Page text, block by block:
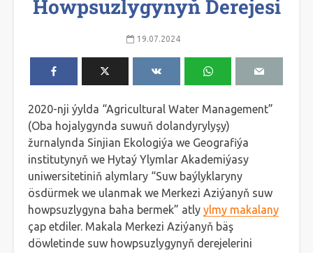
Howpsuzlygynyň Derejesi
19.07.2024
2020-nji ýylda “Agricultural Water Management”
(Oba hojalygynda suwuň dolandyrylyşy)
žurnalynda Sinjian Ekologiýa we Geografiýa
institutynyň we Hytaý Ylymlar Akademiýasy
uniwersitetiniň alymlary “Suw baýlyklaryny
ösdürmek we ulanmak we Merkezi Aziýanyň suw
howpsuzlygyna baha bermek” atly ylmy makalany
çap etdiler. Makala Merkezi Aziýanyň bäş
döwletinde suw howpsuzlygynyň derejelerini